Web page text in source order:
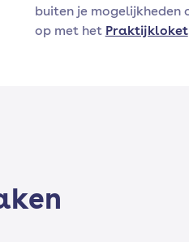
buiten je mogelijkheden
op met het Praktijkloket